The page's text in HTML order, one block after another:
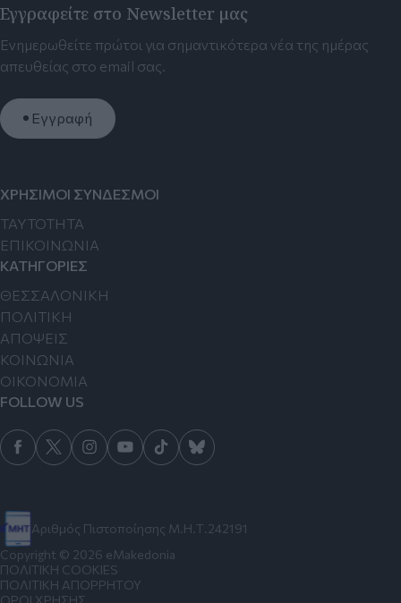
Εγγραφείτε στο Newsletter μας
Ενημερωθείτε πρώτοι για σημαντικότερα νέα της ημέρας
απευθείας στο email σας.
Εγγραφή
Αριθμός Πιστοποίησης Μ.Η.Τ.242191
ΧΡΗΣΙΜΟΙ ΣΥΝΔΕΣΜΟΙ
TAYTOTHTA
ΕΠΙΚΟΙΝΩΝΙΑ
ΚΑΤΗΓΟΡΙΕΣ
ΘΕΣΣΑΛΟΝΙΚΗ
ΠΟΛΙΤΙΚΗ
ΑΠΟΨΕΙΣ
ΚΟΙΝΩΝΙΑ
ΟΙΚΟΝΟΜΙΑ
FOLLOW US
Copyright © 2026 eMakedonia
ΠΟΛΙΤΙΚΗ COOKIES
ΠΟΛΙΤΙΚΗ ΑΠΟΡΡΗΤΟΥ
ΟΡΟΙ ΧΡΗΣΗΣ